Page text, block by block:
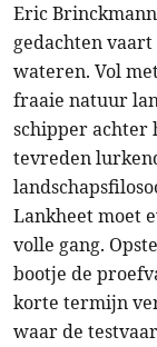
Eric
gedachten
wateren. Vol
fraaie natuur
schipper achter
tevreden
Lankheet moet
volle gang.
bootje de
korte termijn
waar de